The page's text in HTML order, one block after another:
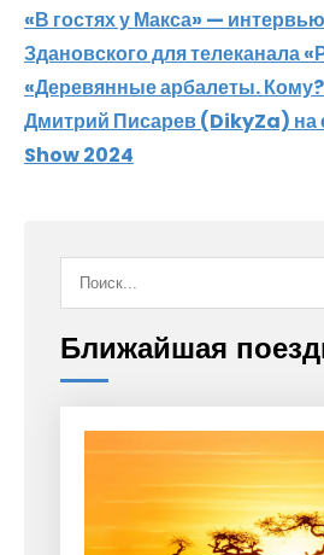
Навигация
по
записям
«В гостях у Макса» —
Здановского для телеканала
«Деревянные арбалеты.
Дмитрий Писарев (DikyZa) на
Show 2024
Ближайшая